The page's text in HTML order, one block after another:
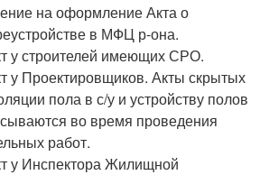
на оформление Акта о
в МФЦ р-она.
у строителей имеющих СРО.
у Проектировщиков. Акты скрытых
пола в с/у и устройству полов
во время проведения
работ.
у Инспектора Жилищной